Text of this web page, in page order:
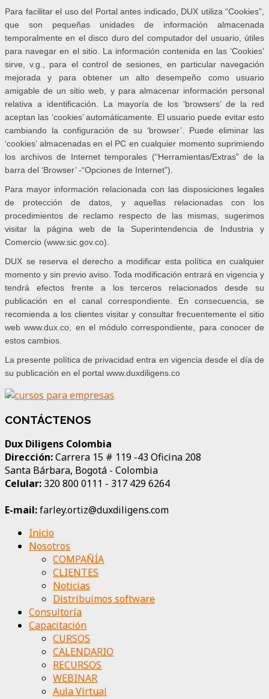
Para facilitar el uso del Portal antes indicado, DUX utiliza “Cookies”,
que son pequeñas unidades de información almacenada
temporalmente en el disco duro del computador del usuario, útiles
para navegar en el sitio. La información contenida en las ‘Cookies’
sirve, v.g., para el control de sesiones, en particular navegación
mejorada y para obtener un alto desempeño como usuario
amigable de un sitio web, y para almacenar información personal
relativa a identificación. La mayoría de los ‘browsers’ de la red
aceptan las ‘cookies’ automáticamente. El usuario puede evitar esto
cambiando la configuración de su ‘browser’. Puede eliminar las
‘cookies’ almacenadas en el PC en cualquier momento suprimiendo
los archivos de Internet temporales (“Herramientas/Extras” de la
barra del ‘Browser’ -“Opciones de Internet”).
Para mayor información relacionada con las disposiciones legales
de protección de datos, y aquellas relacionadas con los
procedimientos de reclamo respecto de las mismas, sugerimos
visitar la página web de la Superintendencia de Industria y
Comercio (www.sic.gov.co).
DUX se reserva el derecho a modificar esta política en cualquier
momento y sin previo aviso. Toda modificación entrará en vigencia y
tendrá efectos frente a los terceros relacionados desde su
publicación en el canal correspondiente. En consecuencia, se
recomienda a los clientes visitar y consultar frecuentemente el sitio
web www.dux.co, en el módulo correspondiente, para conocer de
estos cambios.
La presente política de privacidad entra en vigencia desde el día de
su publicación en el portal www.duxdiligens.co
CONTÁCTENOS
Dux Diligens Colombia
Dirección:Carrera 15 # 119 -43 Oficina 208
Santa Bárbara, Bogotá - Colombia
Celular: 320 800 0111 - 317 429 6264
E-mail:farley.ortiz@duxdiligens.com
Inicio
Nosotros
COMPAÑÍA
CLIENTES
Noticias
Distribuimos software
Consultoría
Capacitación
CURSOS
CALENDARIO
RECURSOS
WEBINAR
Aula Virtual